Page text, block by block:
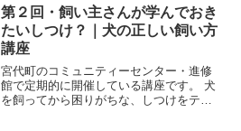
いう言葉をきっかけに、愛犬家にも知っ
てほしい“過剰なお手入れ...
第２回・飼い主さんが学んでおき
たいしつけ？｜犬の正しい飼い方
講座
宮代町のコミュニティーセンター・進修
館で定期的に開催している講座です。 犬
を飼ってから困りがちな、しつけをテー